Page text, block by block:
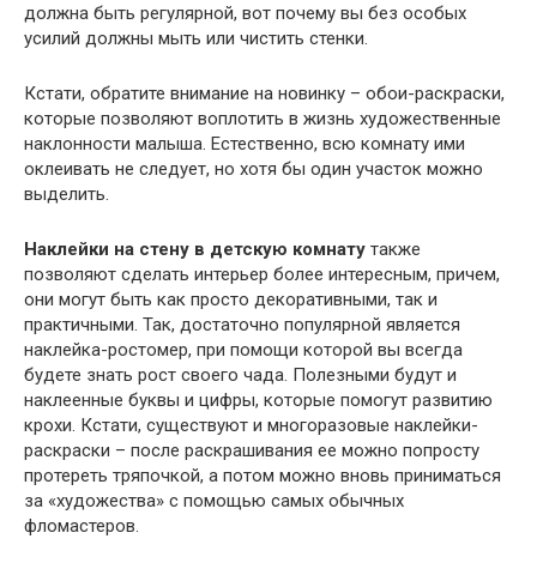
должна быть регулярной, вот почему вы без особых
усилий должны мыть или чистить стенки.
Кстати, обратите внимание на новинку – обои-раскраски,
которые позволяют воплотить в жизнь художественные
наклонности малыша. Естественно, всю комнату ими
оклеивать не следует, но хотя бы один участок можно
выделить.
Наклейки на стену в детскую комнату также
позволяют сделать интерьер более интересным, причем,
они могут быть как просто декоративными, так и
практичными. Так, достаточно популярной является
наклейка-ростомер, при помощи которой вы всегда
будете знать рост своего чада. Полезными будут и
наклеенные буквы и цифры, которые помогут развитию
крохи. Кстати, существуют и многоразовые наклейки-
раскраски – после раскрашивания ее можно попросту
протереть тряпочкой, а потом можно вновь приниматься
за «художества» с помощью самых обычных
фломастеров.